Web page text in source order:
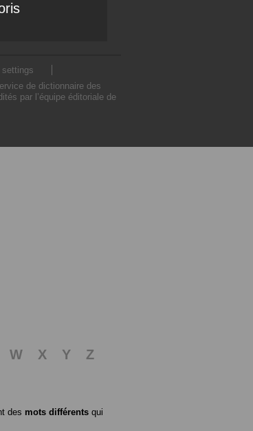
settings
de dictionnaire des
par l’équipe éditoriale de
W X Y
Z
des mots différents qui